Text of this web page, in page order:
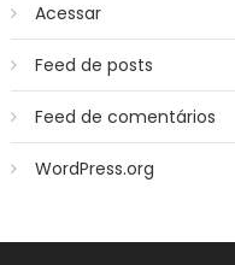
Acessar
Feed de posts
Feed de comentários
WordPress.org